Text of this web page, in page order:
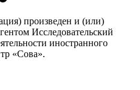
произведен и (или)
Исследовательский
иностранного
«Сова».